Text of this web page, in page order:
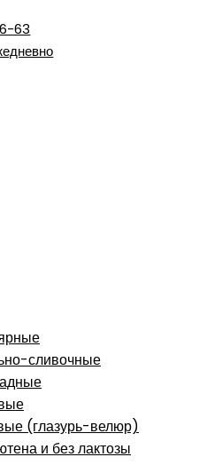
63
сливочные
(глазурь-велюр)
и без лактозы